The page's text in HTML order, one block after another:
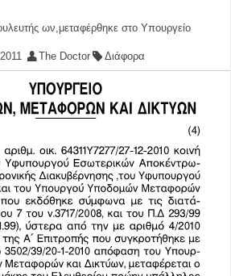
ων,μεταφέρθηκε στο Υπουργείο
The Doctor Διάφορα